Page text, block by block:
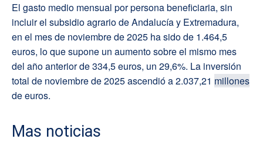
El gasto medio mensual por persona beneficiaria, sin
incluir el subsidio agrario de Andalucía y Extremadura,
en el mes de noviembre de 2025 ha sido de 1.464,5
euros, lo que supone un aumento sobre el mismo mes
del año anterior de 334,5 euros, un 29,6%. La inversión
total de noviembre de 2025 ascendió a 2.037,21 millones
de euros.
Mas noticias